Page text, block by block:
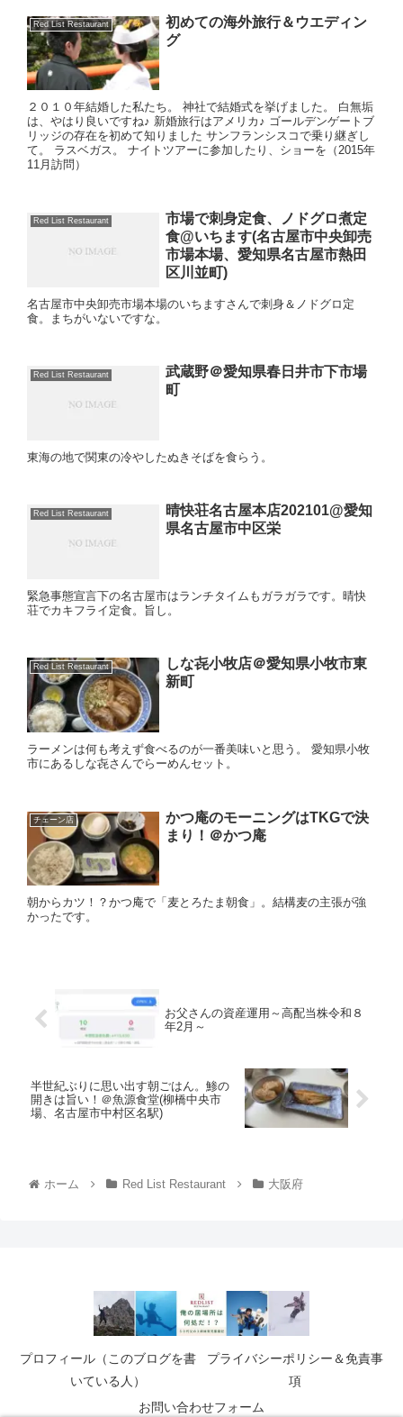
Red List Restaurant
初めての海外旅行＆ウエディン
グ
２０１０年結婚した私たち。 神社で結婚式を挙げました。 白無垢
は、やはり良いですね♪ 新婚旅行はアメリカ♪ ゴールデンゲートブ
リッジの存在を初めて知りました サンフランシスコで乗り継ぎし
て。 ラスベガス。 ナイトツアーに参加したり、ショーを（2015年
11月訪問）
Red List Restaurant
市場で刺身定食、ノドグロ煮定
食@いちます(名古屋市中央卸売
市場本場、愛知県名古屋市熱田
区川並町)
名古屋市中央卸売市場本場のいちますさんで刺身＆ノドグロ定
食。まちがいないですな。
Red List Restaurant
武蔵野＠愛知県春日井市下市場
町
東海の地で関東の冷やしたぬきそばを食らう。
Red List Restaurant
晴快荘名古屋本店202101@愛知
県名古屋市中区栄
緊急事態宣言下の名古屋市はランチタイムもガラガラです。晴快
荘でカキフライ定食。旨し。
Red List Restaurant
しな㐂小牧店＠愛知県小牧市東
新町
ラーメンは何も考えず食べるのが一番美味いと思う。 愛知県小牧
市にあるしな㐂さんでらーめんセット。
チェーン店
かつ庵のモーニングはTKGで決
まり！＠かつ庵
朝からカツ！？かつ庵で「麦とろたま朝食」。結構麦の主張が強
かったです。
お父さんの資産運用～高配当株令和８
年2月～
半世紀ぶりに思い出す朝ごはん。鯵の
開きは旨い！＠魚源食堂(柳橋中央市
場、名古屋市中村区名駅)
ホーム Red List Restaurant 大阪府
プロフィール（このブログを書
いている人）
プライバシーポリシー＆免責事
項
お問い合わせフォーム